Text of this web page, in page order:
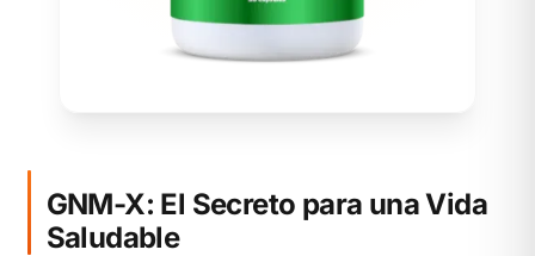
GNM-X: El Secreto para una Vida
Saludable